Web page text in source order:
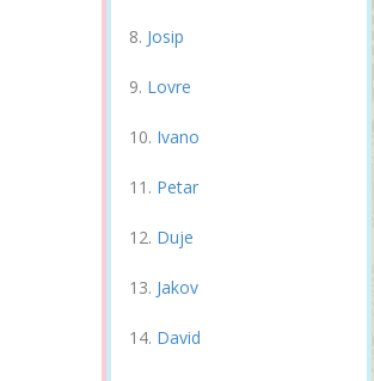
Josip
Lovre
Ivano
Petar
Duje
Jakov
David